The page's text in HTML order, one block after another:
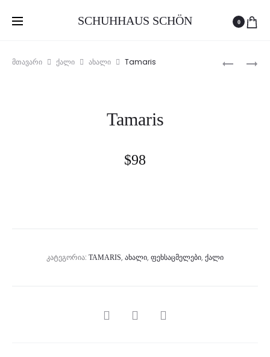
SCHUHHAUS SCHÖN 0
TAMARIS
TAMARIS
მთავარი ქალი ახალი Tamaris
Tamaris
$98
ᲙᲐᲢᲔᲒᲝᲠᲘᲐ: TAMARIS, ᲐᲮᲐᲚᲘ, ᲤᲔᲮᲡᲐᲪᲛᲔᲚᲔᲑᲘ, ᲥᲐᲚᲘ
SHARE